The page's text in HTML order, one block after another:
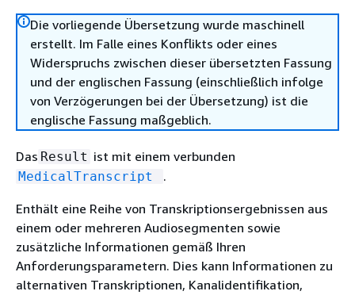
Die vorliegende Übersetzung wurde maschinell
erstellt. Im Falle eines Konflikts oder eines
Widerspruchs zwischen dieser übersetzten Fassung
und der englischen Fassung (einschließlich infolge
von Verzögerungen bei der Übersetzung) ist die
englische Fassung maßgeblich.
Das Result ist mit einem verbunden
MedicalTranscript .
Enthält eine Reihe von Transkriptionsergebnissen aus
einem oder mehreren Audiosegmenten sowie
zusätzliche Informationen gemäß Ihren
Anforderungsparametern. Dies kann Informationen zu
alternativen Transkriptionen, Kanalidentifikation,